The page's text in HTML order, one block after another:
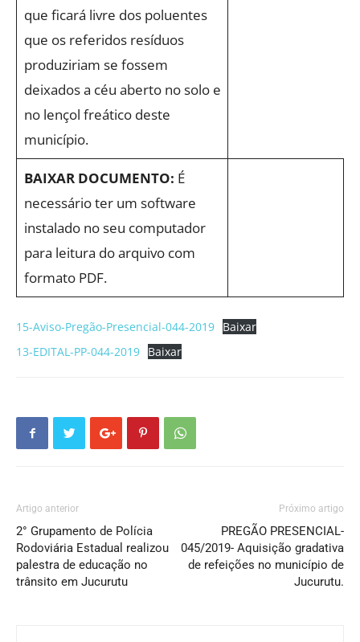
que ficará livre dos poluentes
que os referidos resíduos
produziriam se fossem
deixados a céu aberto no solo e
no lençol freático deste
município.
BAIXAR DOCUMENTO: É
necessário ter um software
instalado no seu computador
para leitura do arquivo com
formato PDF.
15-Aviso-Pregão-Presencial-044-2019 Baixar
13-EDITAL-PP-044-2019 Baixar
Artigo anterior
2° Grupamento de Polícia
Rodoviária Estadual realizou
palestra de educação no
trânsito em Jucurutu
Próximo artigo
PREGÃO PRESENCIAL-
045/2019- Aquisição gradativa
de refeições no município de
Jucurutu.